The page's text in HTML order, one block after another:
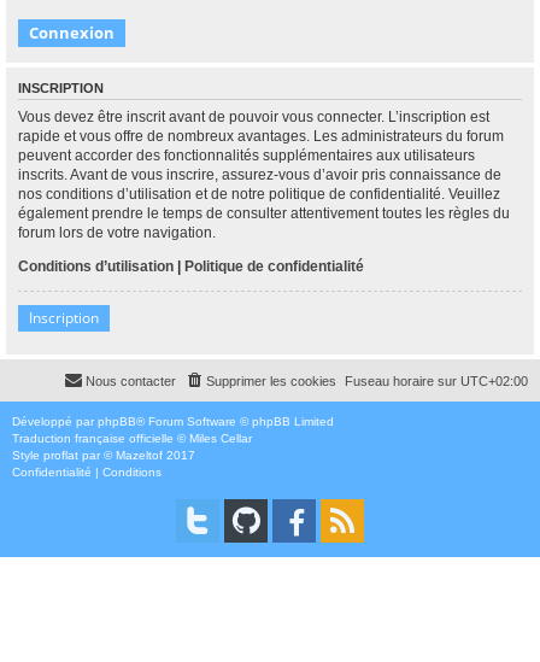
INSCRIPTION
Vous devez être inscrit avant de pouvoir vous connecter. L’inscription est
rapide et vous offre de nombreux avantages. Les administrateurs du forum
peuvent accorder des fonctionnalités supplémentaires aux utilisateurs
inscrits. Avant de vous inscrire, assurez-vous d’avoir pris connaissance de
nos conditions d’utilisation et de notre politique de confidentialité. Veuillez
également prendre le temps de consulter attentivement toutes les règles du
forum lors de votre navigation.
Conditions d’utilisation | Politique de confidentialité
Inscription
Fuseau horaire sur UTC+02:00
Supprimer les cookies
Nous contacter
Développé par phpBB® Forum Software © phpBB Limited
Traduction française officielle ©Miles Cellar
Style proflat par ©Mazeltof 2017
Confidentialité | Conditions